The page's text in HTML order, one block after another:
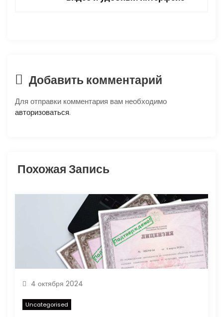
о
з
и
с
Добавить комментарий
Для отправки комментария вам необходимо
авторизоваться.
Похожая Запись
4 октября 2024
Uncategorised